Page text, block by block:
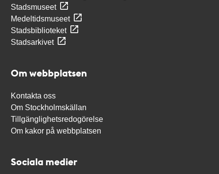
Stadsmuseet
Medeltidsmuseet
Stadsbiblioteket
Stadsarkivet
Om webbplatsen
Kontakta oss
Om Stockholmskällan
Tillgänglighetsredogörelse
Om kakor på webbplatsen
Sociala medier